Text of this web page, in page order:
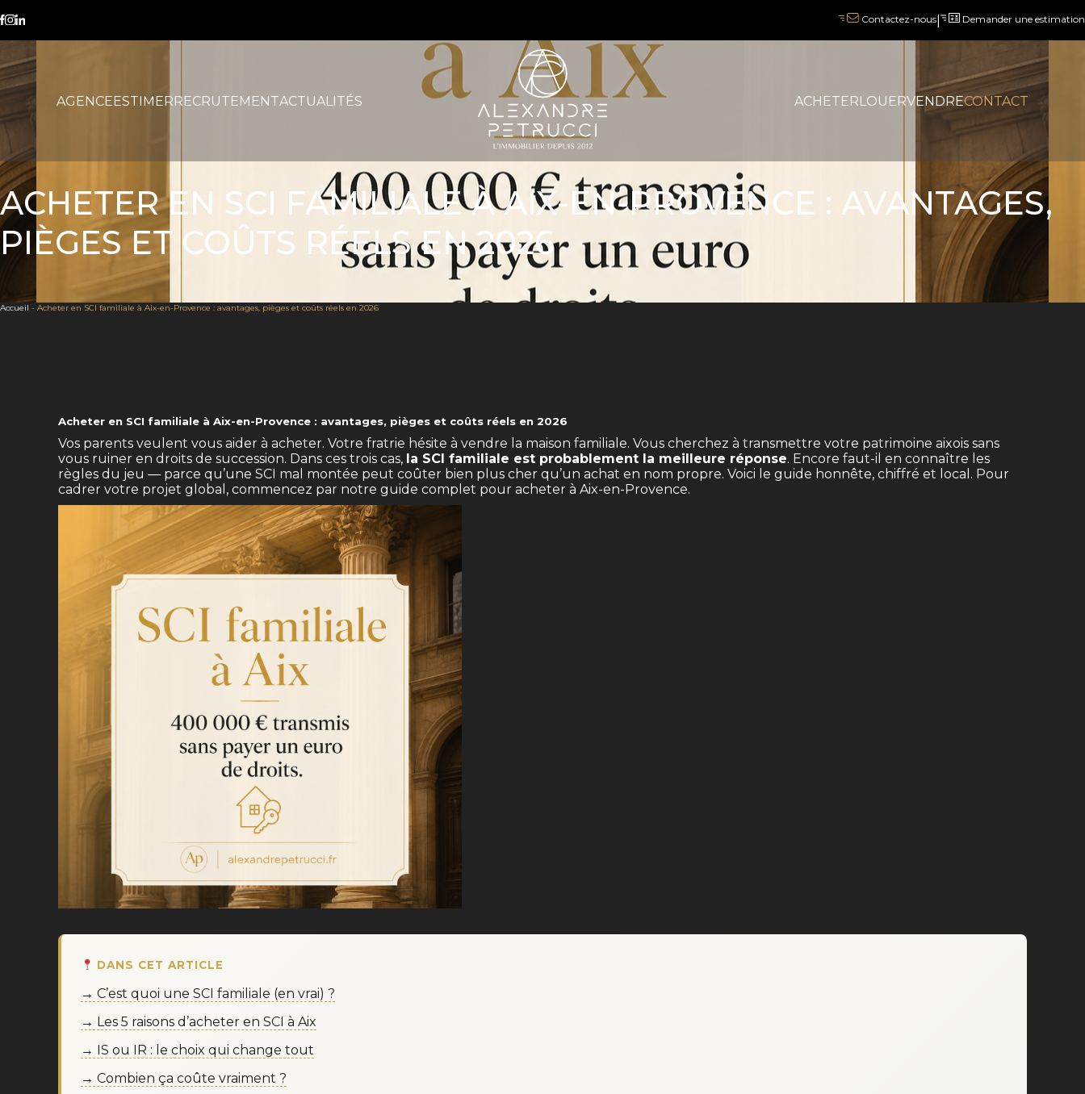
Contactez-nous Demander une estimation
AGENCEESTIMERRECRUTEMENTACTUALITÉS ACHETERLOUERVENDRECONTACT
ACHETER EN SCI FAMILIALE À AIX-EN-PROVENCE : AVANTAGES,
PIÈGES ET COÛTS RÉELS EN 2026
Accueil - Acheter en SCI familiale à Aix-en-Provence : avantages, pièges et coûts réels en 2026
Acheter en SCI familiale à Aix-en-Provence : avantages, pièges et coûts réels en 2026
Vos parents veulent vous aider à acheter. Votre fratrie hésite à vendre la maison familiale. Vous cherchez à transmettre votre patrimoine aixois sans
vous ruiner en droits de succession. Dans ces trois cas, la SCI familiale est probablement la meilleure réponse. Encore faut-il en connaître les
règles du jeu — parce qu’une SCI mal montée peut coûter bien plus cher qu’un achat en nom propre. Voici le guide honnête, chiffré et local. Pour
cadrer votre projet global, commencez par notre guide complet pour acheter à Aix-en-Provence.
DANS CET ARTICLE
→ C’est quoi une SCI familiale (en vrai) ?
→ Les 5 raisons d’acheter en SCI à Aix
→ IS ou IR : le choix qui change tout
→ Combien ça coûte vraiment ?